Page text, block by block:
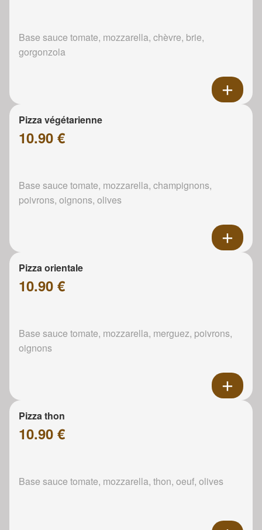
Base sauce tomate, mozzarella, chèvre, brie,
gorgonzola
Pizza végétarienne
10.90 €
Base sauce tomate, mozzarella, champignons,
poivrons, oignons, olives
Pizza orientale
10.90 €
Base sauce tomate, mozzarella, merguez, poivrons,
oignons
Pizza thon
10.90 €
Base sauce tomate, mozzarella, thon, oeuf, olives